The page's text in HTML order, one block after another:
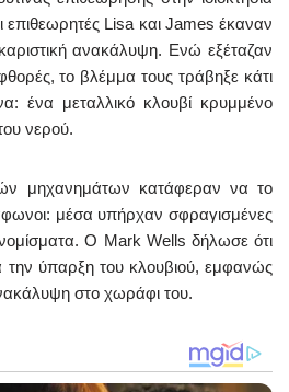
επιθεωρητές Lisa και James έκαναν
ανακάλυψη. Ενώ εξέταζαν
το βλέμμα τους τράβηξε κάτι
ένα μεταλλικό κλουβί κρυμμένο
νερού.
μηχανημάτων κατάφεραν να το
μέσα υπήρχαν σφραγισμένες
Ο Mark Wells δήλωσε ότι
την ύπαρξη του κλουβιού, εμφανώς
στο χωράφι του.